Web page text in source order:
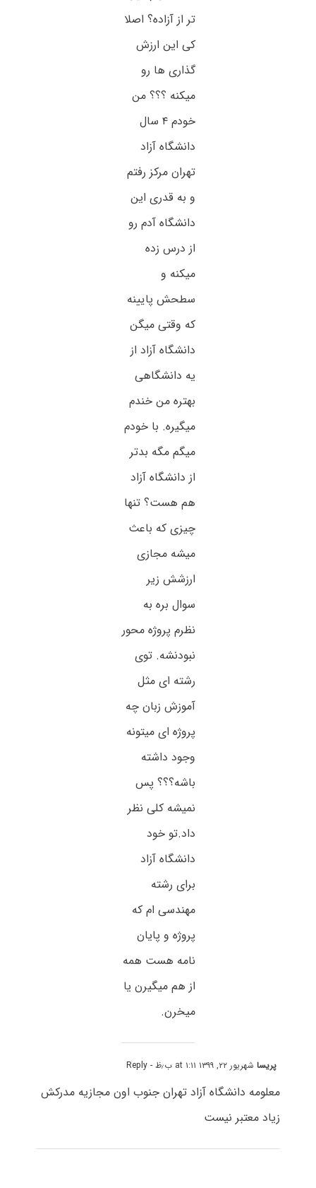
تر از آزاده؟ اصلا
کی این ارزش
گذاری ها رو
میکنه ؟؟؟ من
خودم ۴ سال
دانشگاه آزاد
تهران مرکز رفتم
و به قدری این
دانشگاه آدم رو
از درس زده
میکنه و
سطحش پایینه
که وقتی میگن
دانشگاه آزاد از
یه دانشگاهی
بهتره من خندم
میگیره. با خودم
میگم مگه بدتر
از دانشگاه آزاد
هم هست؟ تنها
چیزی که باعث
میشه مجازی
ارزشش زیر
سوال بره به
نظرم پروژه محور
نبودنشه. توی
رشته ای مثل
آموزش زبان چه
پروژه ای میتونه
وجود داشته
باشه؟؟؟ پس
نمیشه کلی نظر
داد.تو خود
دانشگاه آزاد
برای رشته
مهندسی ام که
پروژه و پایان
نامه هست همه
از هم میگیرن یا
میخرن.
پریساشهریور ۲۲, ۱۳۹۹ at ۱:۱۱ ب٫ظ - Reply
معلومه دانشگاه آزاد تهران جنوب اون مجازیه مدرکش
زیاد معتبر نیست